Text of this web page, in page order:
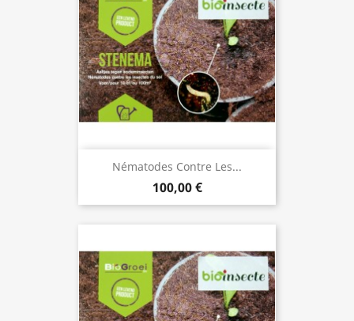
Nématodes Contre Les...
100,00 €